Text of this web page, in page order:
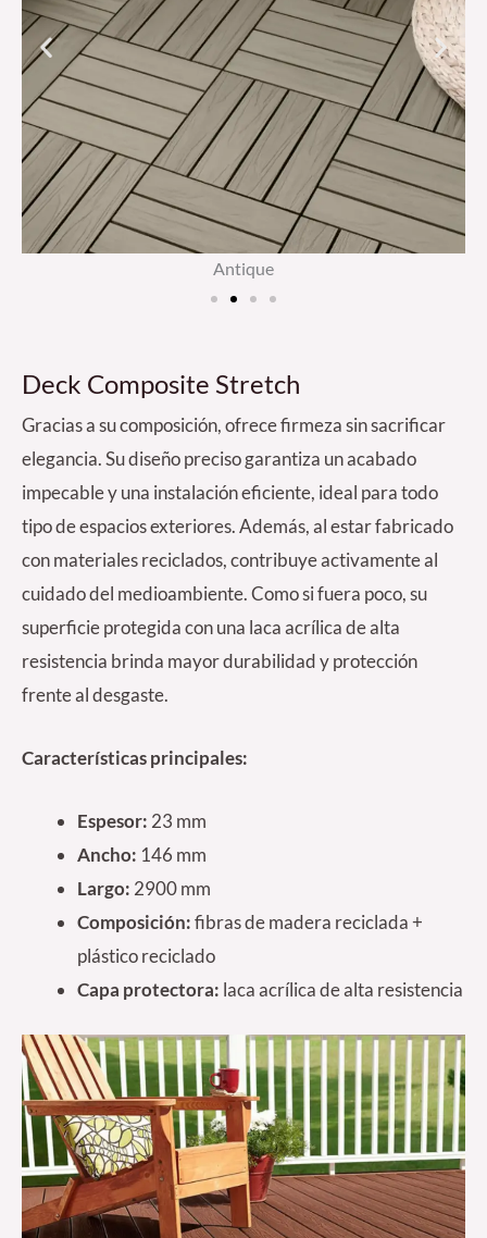
Antique
Deck Composite Stretch
Gracias a su composición, ofrece firmeza sin sacrificar
elegancia. Su diseño preciso garantiza un acabado
impecable y una instalación eficiente, ideal para todo
tipo de espacios exteriores. Además, al estar fabricado
con materiales reciclados, contribuye activamente al
cuidado del medioambiente. Como si fuera poco, su
superficie protegida con una laca acrílica de alta
resistencia brinda mayor durabilidad y protección
frente al desgaste.
Características principales:
Espesor: 23 mm
Ancho: 146 mm
Largo: 2900 mm
Composición:fibras de madera reciclada +
plástico reciclado
Capa protectora: laca acrílica de alta resistencia